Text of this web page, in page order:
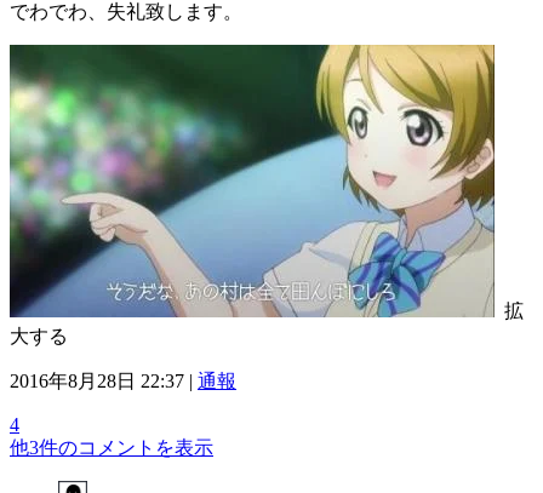
でわでわ、失礼致します。
拡
大する
2016年8月28日 22:37 | 通報
4
他3件のコメントを表示